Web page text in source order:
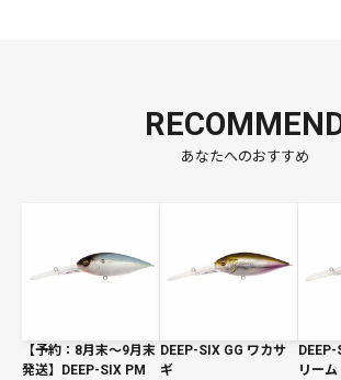
あなたへのおすすめ
【予約：8月末〜9月末
発送】DEEP-SIX PM
DEEP-SIX GG ワカサ
ギ
リーム